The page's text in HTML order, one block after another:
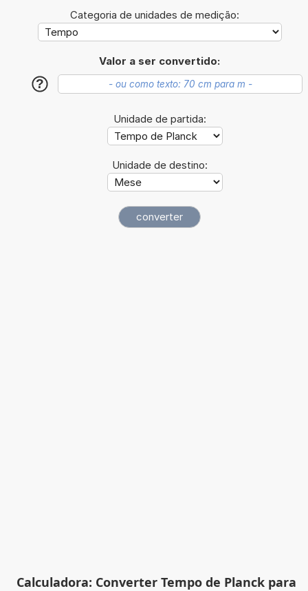
Categoria de unidades de medição:
Valor a ser convertido:
?
Unidade de partida:
Unidade de destino:
Calculadora: Converter Tempo de Planck para